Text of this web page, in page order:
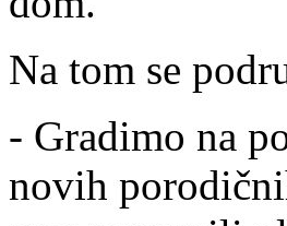
Na tom se
- Gradimo na
novih